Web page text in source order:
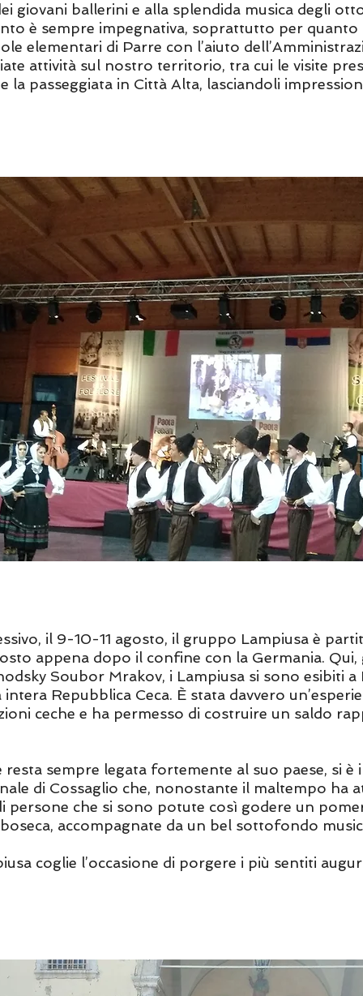
giovani ballerini e alla splendida musica degli
è sempre impegnativa, soprattutto per quanto
elementari di Parre con l’aiuto
attività sul nostro territorio, tra cui le visite
la passeggiata in Città Alta, lasciandoli
il 9-10-11 agosto, il gruppo Lampiusa è
appena dopo il confine con la Germania.
Soubor Mrakov, i Lampiusa si sono esibiti a
Repubblica Ceca. È stata davvero
ceche e ha permesso di costruire un saldo
sempre legata fortemente al suo paese, si è
di Cossaglio che, nonostante il maltempo ha
persone che si sono potute così godere un
accompagnate da un bel sottofondo
coglie l’occasione di porgere i più sentiti